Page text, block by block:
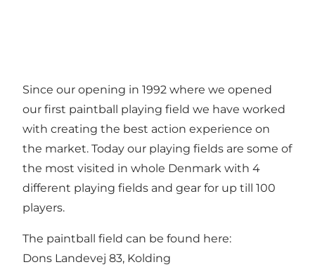
Since our opening in 1992 where we opened
our first paintball playing field we have worked
with creating the best action experience on
the market. Today our playing fields are some of
the most visited in whole Denmark with 4
different playing fields and gear for up till 100
players.
The paintball field can be found here:
Dons Landevej 83, Kolding